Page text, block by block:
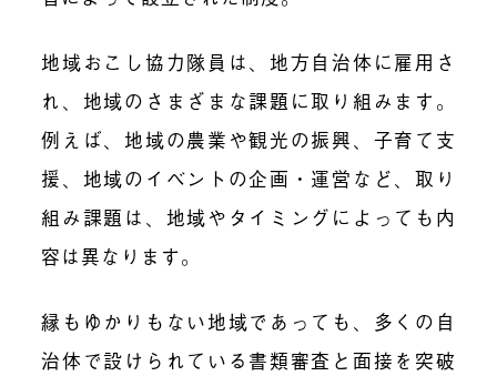
地域おこし協力隊員は、地方自治体に雇用さ
れ、地域のさまざまな課題に取り組みます。
例えば、地域の農業や観光の振興、子育て支
援、地域のイベントの企画・運営など、取り
組み課題は、地域やタイミングによっても内
容は異なります。
縁もゆかりもない地域であっても、多くの自
治体で設けられている書類審査と面接を突破